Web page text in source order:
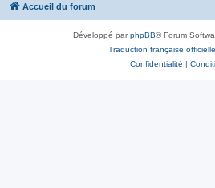
Accueil du forum
Développé parphpBB® Forum
Traduction française officielle
Confidentialité |